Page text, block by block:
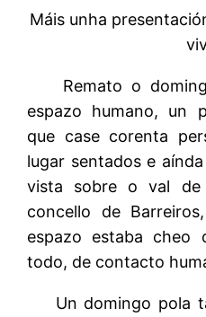
Máis unha
Remato o
espazo humano, un
que case corenta
lugar sentados e
vista sobre o val de
concello de
espazo estaba cheo
todo, de contacto
Un domingo pola